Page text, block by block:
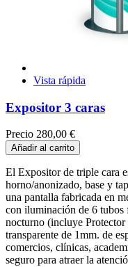
Vista rápida
Expositor 3 caras
Precio 280,00 €
Añadir al carrito
El Expositor de triple cara
horno/anonizado, base y
una pantalla fabricada en
con iluminación de 6 tubos
nocturno (incluye
transparente de 1mm. de
comercios, clínicas,
seguro para atraer la